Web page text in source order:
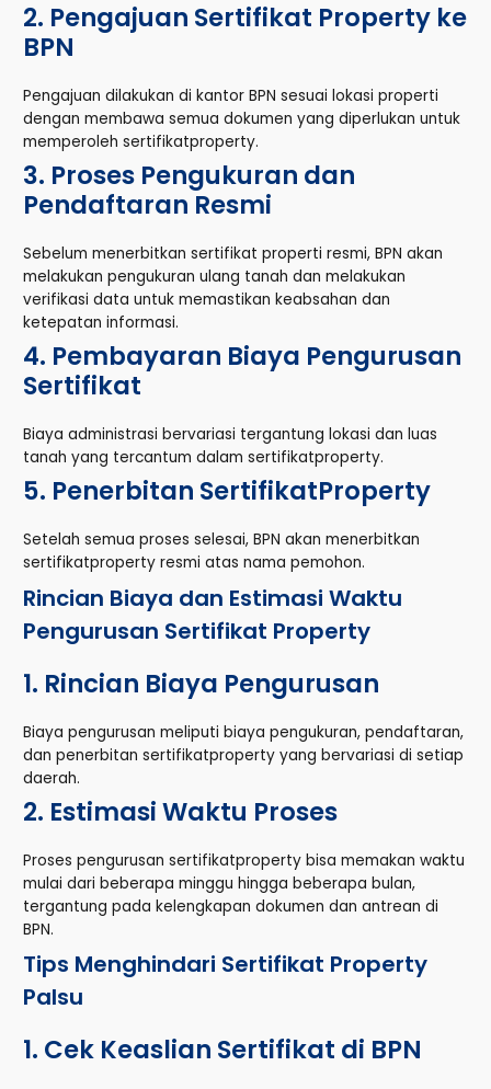
2. Pengajuan Sertifikat Property ke
BPN
Pengajuan dilakukan di kantor BPN sesuai lokasi properti
dengan membawa semua dokumen yang diperlukan untuk
memperoleh sertifikatproperty.
3. Proses Pengukuran dan
Pendaftaran Resmi
Sebelum menerbitkan sertifikat properti resmi, BPN akan
melakukan pengukuran ulang tanah dan melakukan
verifikasi data untuk memastikan keabsahan dan
ketepatan informasi.
4. Pembayaran Biaya Pengurusan
Sertifikat
Biaya administrasi bervariasi tergantung lokasi dan luas
tanah yang tercantum dalam sertifikatproperty.
5. Penerbitan SertifikatProperty
Setelah semua proses selesai, BPN akan menerbitkan
sertifikatproperty resmi atas nama pemohon.
Rincian Biaya dan Estimasi Waktu
Pengurusan Sertifikat Property
1. Rincian Biaya Pengurusan
Biaya pengurusan meliputi biaya pengukuran, pendaftaran,
dan penerbitan sertifikatproperty yang bervariasi di setiap
daerah.
2. Estimasi Waktu Proses
Proses pengurusan sertifikatproperty bisa memakan waktu
mulai dari beberapa minggu hingga beberapa bulan,
tergantung pada kelengkapan dokumen dan antrean di
BPN.
Tips Menghindari Sertifikat Property
Palsu
1. Cek Keaslian Sertifikat di BPN